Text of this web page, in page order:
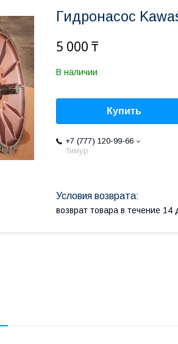
Гидронасос
5 000 ₸
В наличии
Купить
+7 (777) 120-99-66
Тимур
возврат товара в течение 14